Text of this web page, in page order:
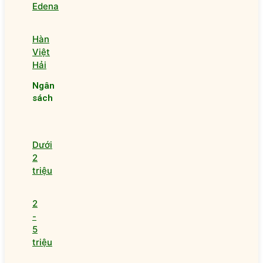
Edena
Hàn
Việt
Hải
Ngân
sách
Dưới
2
triệu
2
-
5
triệu